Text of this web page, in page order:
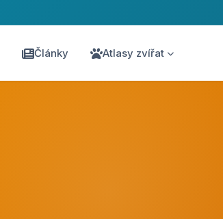
Články Atlasy zvířat